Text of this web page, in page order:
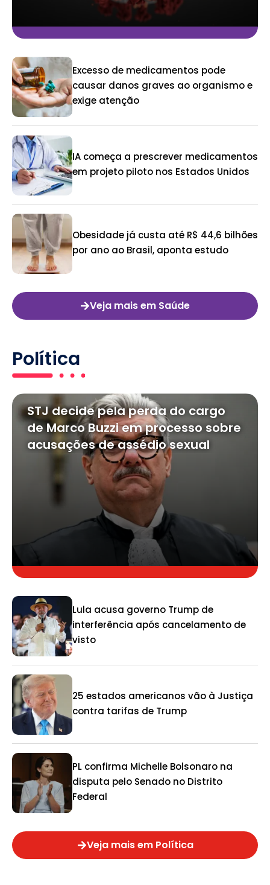
Excesso de medicamentos pode
causar danos graves ao organismo e
exige atenção
IA começa a prescrever medicamentos
em projeto piloto nos Estados Unidos
Obesidade já custa até R$ 44,6 bilhões
por ano ao Brasil, aponta estudo
Veja mais em Saúde
Política
STJ decide pela perda do cargo
de Marco Buzzi em processo sobre
acusações de assédio sexual
Lula acusa governo Trump de
interferência após cancelamento de
visto
25 estados americanos vão à Justiça
contra tarifas de Trump
PL confirma Michelle Bolsonaro na
disputa pelo Senado no Distrito
Federal
Veja mais em Política